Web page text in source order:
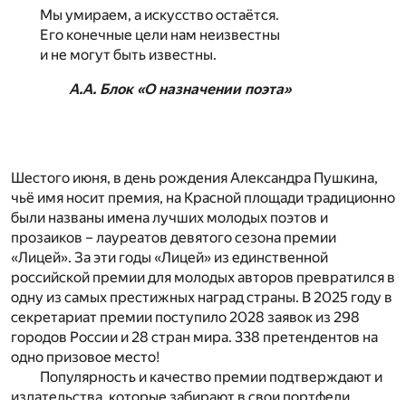
Мы умираем, а искусство остаётся.
Его конечные цели нам неизвестны
и не могут быть известны.
А.А. Блок «О назначении поэта»
Шестого июня, в день рождения Александра Пушкина,
чьё имя носит премия, на Красной площади традиционно
были названы имена лучших молодых поэтов и
прозаиков – лауреатов девятого сезона премии
«Лицей». За эти годы «Лицей» из единственной
российской премии для молодых авторов превратился в
одну из самых престижных наград страны. В 2025 году в
секретариат премии поступило 2028 заявок из 298
городов России и 28 стран мира. 338 претендентов на
одно призовое место!
Популярность и качество премии подтверждают и